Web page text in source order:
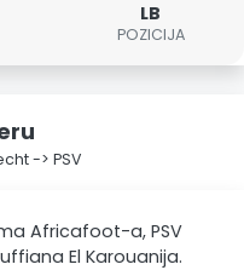
LB
POZICIJA
-> PSV
Africafoot-a, PSV
El Karouanija.